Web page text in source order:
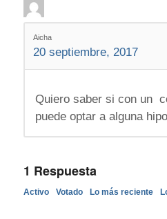
Aicha
20 septiembre, 2017
Quiero saber si con un
puede optar a alguna
1 Respuesta
Activo Votado Lo más reciente